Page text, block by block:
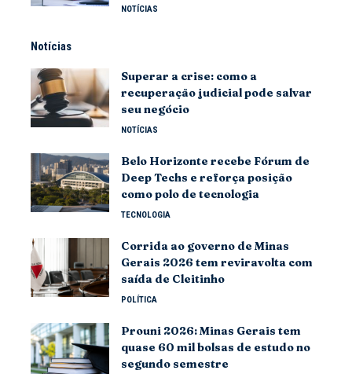
NOTÍCIAS
Notícias
Superar a crise: como a
recuperação judicial pode salvar
seu negócio
NOTÍCIAS
Belo Horizonte recebe Fórum de
Deep Techs e reforça posição
como polo de tecnologia
TECNOLOGIA
Corrida ao governo de Minas
Gerais 2026 tem reviravolta com
saída de Cleitinho
POLÍTICA
Prouni 2026: Minas Gerais tem
quase 60 mil bolsas de estudo no
segundo semestre